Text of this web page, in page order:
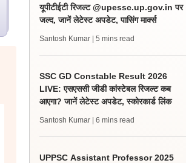
यूपीटीईटी रिजल्ट @upessc.up.gov.in पर
जल्द, जानें लेटेस्ट अपडेट, पासिंग मार्क्स
Santosh Kumar | 5 mins read
SSC GD Constable Result 2026
LIVE: एसएससी जीडी कांस्टेबल रिजल्ट कब
आएगा? जानें लेटेस्ट अपडेट, स्कोरकार्ड लिंक
Santosh Kumar | 6 mins read
UPPSC Assistant Professor 2025